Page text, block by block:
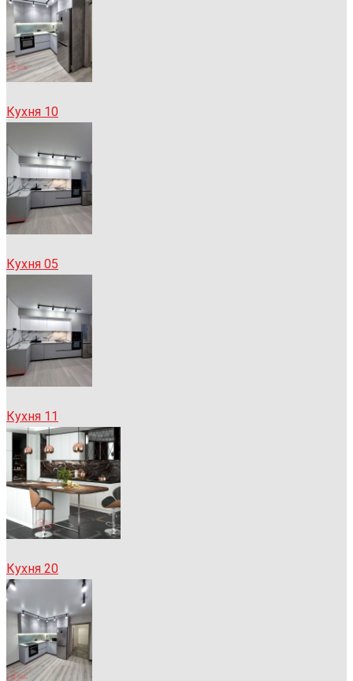
Кухня 10
Кухня 05
Кухня 11
Кухня 20